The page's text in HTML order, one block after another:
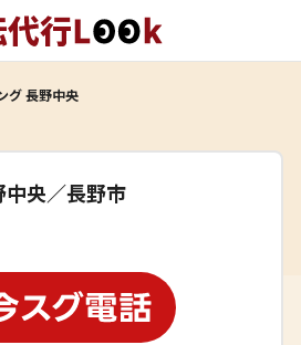
グ 長野中央
央／長野市